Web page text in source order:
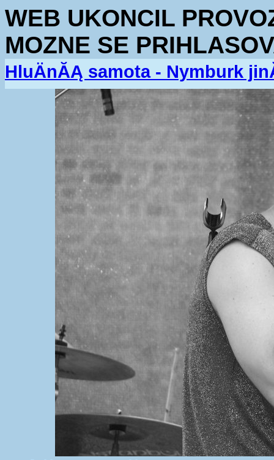
WEB UKONCIL
MOZNE SE
HluÄnĂĄ samota - Nymburk